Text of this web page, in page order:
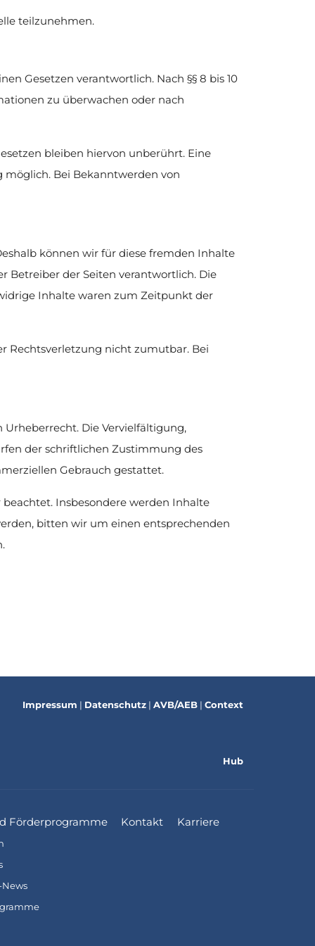
teilzunehmen.
Gesetzen verantwortlich. Nach §§ 8 bis 10
zu überwachen oder nach
bleiben hiervon unberührt. Eine
Bei Bekanntwerden von
können wir für diese fremden Inhalte
Betreiber der Seiten verantwortlich. Die
Inhalte waren zum Zeitpunkt der
Rechtsverletzung nicht zumutbar. Bei
Die Vervielfältigung,
der schriftlichen Zustimmung des
Gebrauch gestattet.
Insbesondere werden Inhalte
bitten wir um einen entsprechenden
Impressum | Datenschutz | AVB/AEB | Context
Hub
Förderprogramme Kontakt Karriere